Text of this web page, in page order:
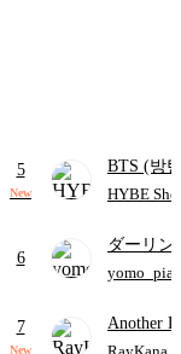
5
New
BTS (방
HYBE
6
ダーリン
APPLE (
7
New
Another
Hurwitz